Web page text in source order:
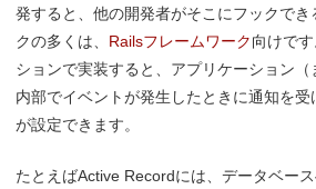
発すると、他の開発者がそこにフックでき
クの多くは、 Railsフレームワーク向けで
ションで実装すると、アプリケーション（
内部でイベントが発生したときに通知を
が設定できます。
たとえばActive Recordには、データベー